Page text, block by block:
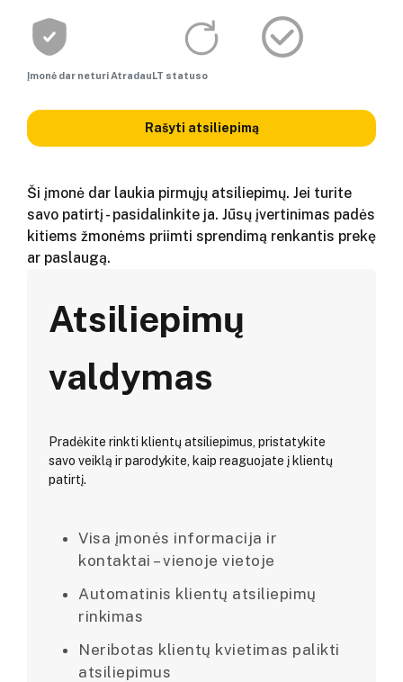
Įmonė dar neturi AtradauLT statuso
Rašyti atsiliepimą
Ši įmonė dar laukia pirmųjų atsiliepimų. Jei turite
savo patirtį - pasidalinkite ja. Jūsų įvertinimas padės
kitiems žmonėms priimti sprendimą renkantis prekę
ar paslaugą.
Atsiliepimų
valdymas
Pradėkite rinkti klientų atsiliepimus, pristatykite
savo veiklą ir parodykite, kaip reaguojate į klientų
patirtį.
Visa įmonės informacija ir
kontaktai – vienoje vietoje
Automatinis klientų atsiliepimų
rinkimas
Neribotas klientų kvietimas palikti
atsiliepimus